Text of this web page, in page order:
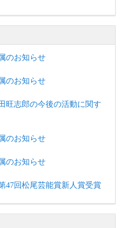
のお知らせ
のお知らせ
旺志郎の今後の活動に関す
のお知らせ
のお知らせ
回松尾芸能賞新人賞受賞